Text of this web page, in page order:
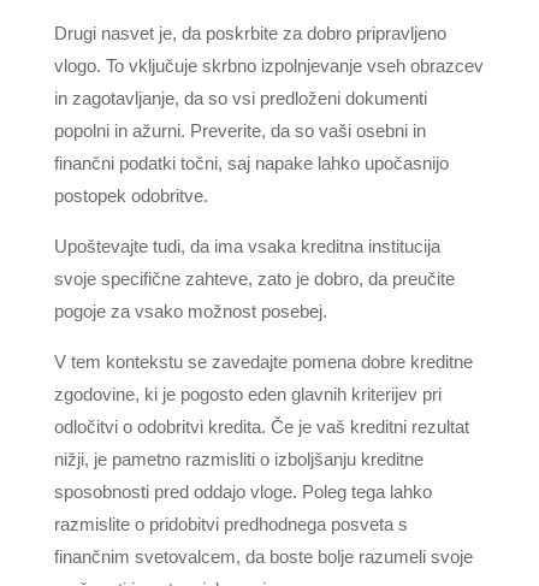
Drugi nasvet je, da poskrbite za dobro pripravljeno
vlogo. To vključuje skrbno izpolnjevanje vseh obrazcev
in zagotavljanje, da so vsi predloženi dokumenti
popolni in ažurni. Preverite, da so vaši osebni in
finančni podatki točni, saj napake lahko upočasnijo
postopek odobritve.
Upoštevajte tudi, da ima vsaka kreditna institucija
svoje specifične zahteve, zato je dobro, da preučite
pogoje za vsako možnost posebej.
V tem kontekstu se zavedajte pomena dobre kreditne
zgodovine, ki je pogosto eden glavnih kriterijev pri
odločitvi o odobritvi kredita. Če je vaš kreditni rezultat
nižji, je pametno razmisliti o izboljšanju kreditne
sposobnosti pred oddajo vloge. Poleg tega lahko
razmislite o pridobitvi predhodnega posveta s
finančnim svetovalcem, da boste bolje razumeli svoje